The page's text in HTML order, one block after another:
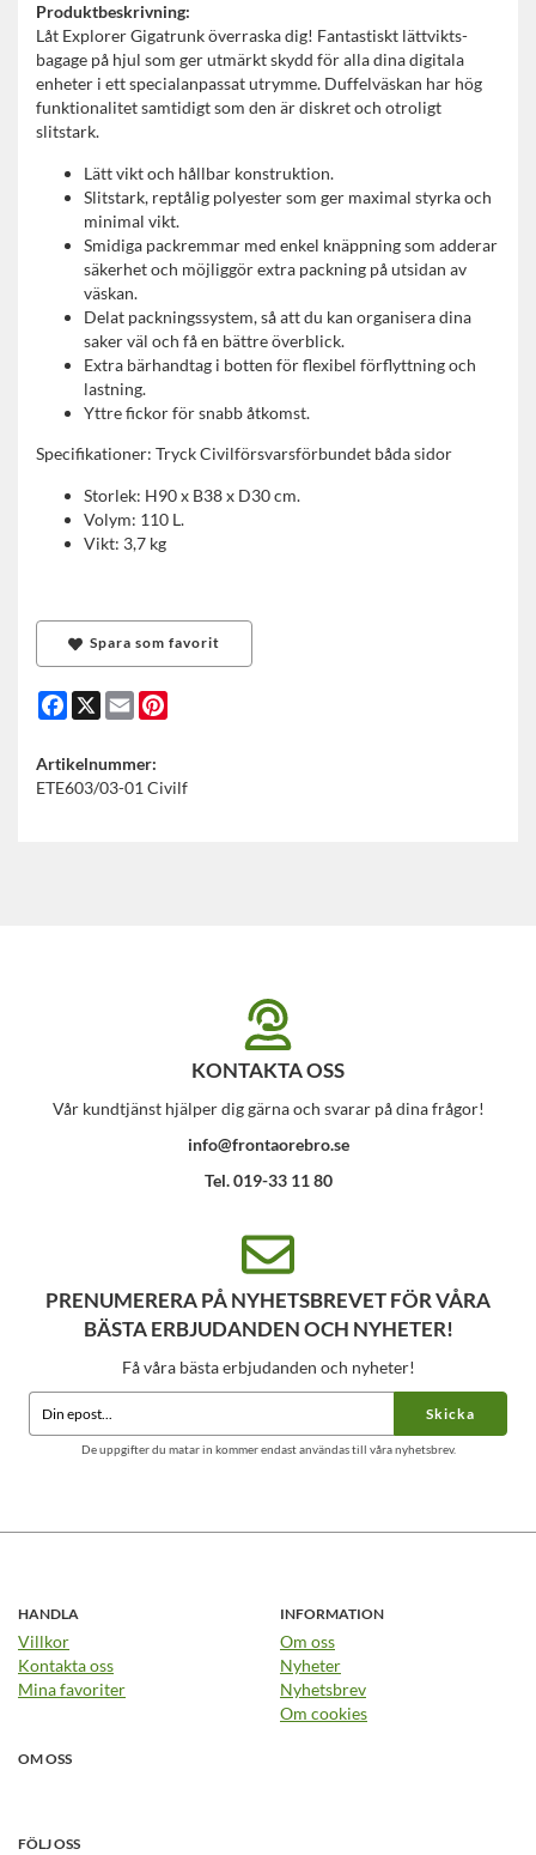
Produktbeskrivning:
Låt Explorer Gigatrunk överraska dig! Fantastiskt lättvikts-
bagage på hjul som ger utmärkt skydd för alla dina digitala
enheter i ett specialanpassat utrymme. Duffelväskan har hög
funktionalitet samtidigt som den är diskret och otroligt
slitstark.
Lätt vikt och hållbar konstruktion.
Slitstark, reptålig polyester som ger maximal styrka och
minimal vikt.
Smidiga packremmar med enkel knäppning som adderar
säkerhet och möjliggör extra packning på utsidan av
väskan.
Delat packningssystem, så att du kan organisera dina
saker väl och få en bättre överblick.
Extra bärhandtag i botten för flexibel förflyttning och
lastning.
Yttre fickor för snabb åtkomst.
Specifikationer: Tryck Civilförsvarsförbundet båda sidor
Storlek: H90 x B38 x D30 cm.
Volym: 110 L.
Vikt: 3,7 kg
Spara som favorit
Facebook
X Email
Artikelnummer:
ETE603/03-01 Civilf
KONTAKTA OSS
Vår kundtjänst hjälper dig gärna och svarar på dina frågor!
info@frontaorebro.se
Tel. 019-33 11 80
PRENUMERERA PÅ NYHETSBREVET FÖR VÅRA
BÄSTA ERBJUDANDEN OCH NYHETER!
Få våra bästa erbjudanden och nyheter!
Skicka
De uppgifter du matar in kommer endast användas till våra nyhetsbrev.
HANDLA
Villkor
Kontakta oss
Mina favoriter
INFORMATION
Om oss
Nyheter
Nyhetsbrev
Om cookies
OM OSS
FÖLJ OSS